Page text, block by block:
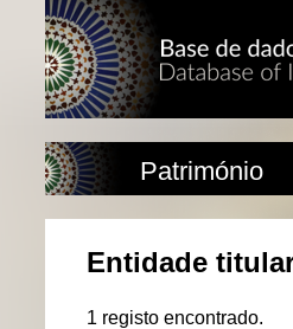
Património
Entidade
1 registo encontrado.